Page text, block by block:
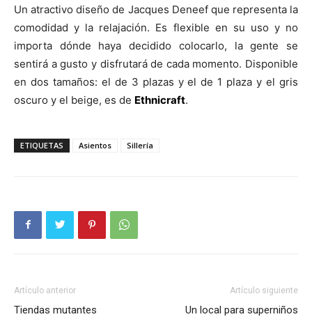
Un atractivo diseño de Jacques Deneef que representa la
comodidad y la relajación. Es flexible en su uso y no
importa dónde haya decidido colocarlo, la gente se
sentirá a gusto y disfrutará de cada momento. Disponible
en dos tamaños: el de 3 plazas y el de 1 plaza y el gris
oscuro y el beige, es de Ethnicraft.
ETIQUETAS Asientos Sillería
Artículo anterior
Tiendas mutantes
Artículo siguiente
Un local para superniños